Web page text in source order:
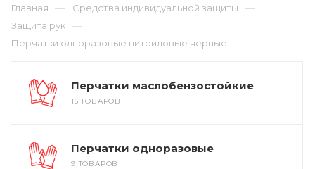
Главная — Средства индивидуальной защиты —
Защита рук —
Перчатки одноразовые нитриловые черные
Перчатки маслобензостойкие
15 ТОВАРОВ
Перчатки одноразовые
9 ТОВАРОВ